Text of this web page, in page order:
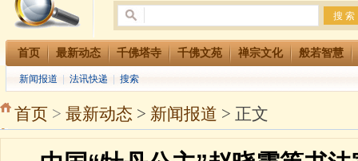
首页 最新动态 千佛塔寺 千佛文苑 禅宗文化 般若智慧
新闻报道 法讯快递 搜索
首页 > 最新动态 > 新闻报道 > 正文